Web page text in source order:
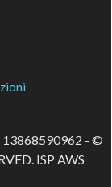
13868590962 - ©
ISP AWS